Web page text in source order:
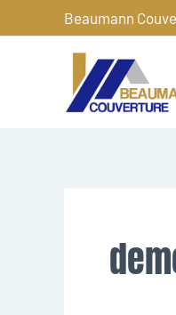
au
Beaumann